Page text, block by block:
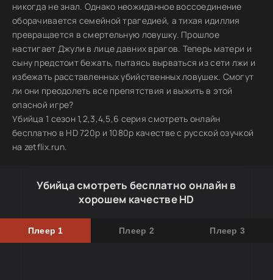
никогда не знал. Однако неожиданное воссоединение
оборачивается семейной трагедией, а тихая идиллия
превращается в смертельную ловушку. Прошлое
настигает Джули в лице давних врагов. Теперь матери и
сыну предстоит бежать, пытаясь вырваться из сети лжи и
избежать расставленных убийственных ловушек. Смогут
ли они преодолеть все препятствия и выжить в этой
опасной игре?
Убийца 1 сезон 1,2,3,4,5,6 серия смотреть онлайн
бесплатно в HD 720p и 1080p качестве с русской озучкой
на zetflix.run.
Убийца смотреть бесплатно онлайн в
хорошем качестве HD
Плеер 1 Плеер 2 Плеер 3